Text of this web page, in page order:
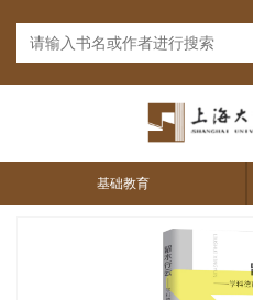
基础教育